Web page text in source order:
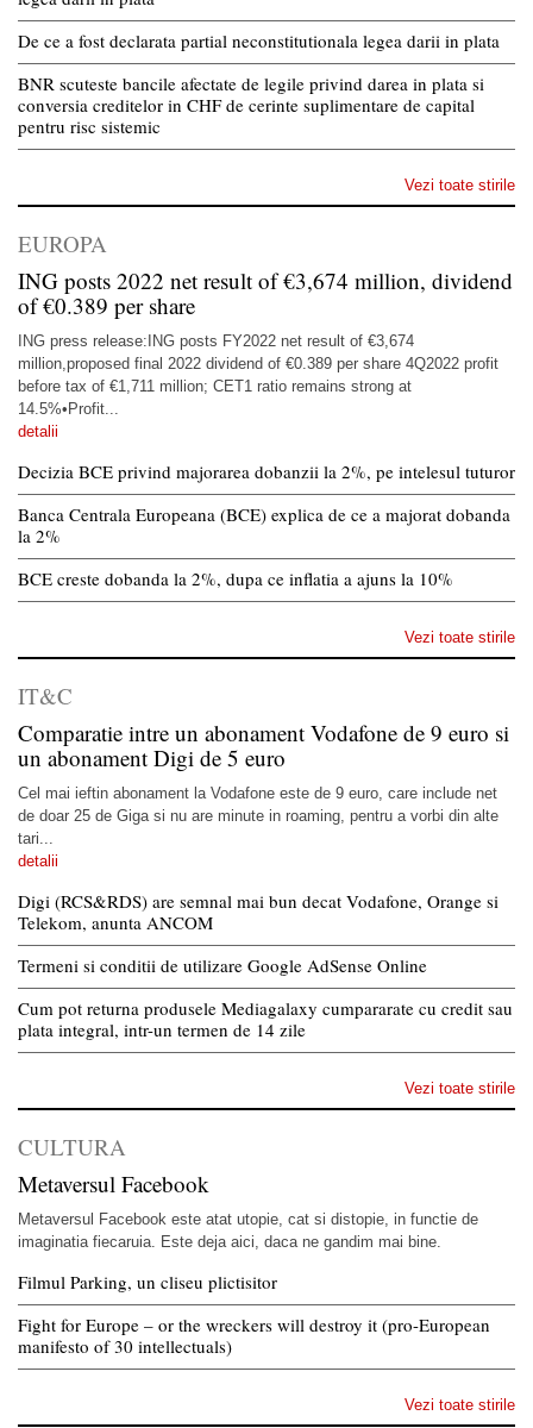
De ce a fost declarata partial neconstitutionala legea darii in plata
BNR scuteste bancile afectate de legile privind darea in plata si
conversia creditelor in CHF de cerinte suplimentare de capital
pentru risc sistemic
Vezi toate stirile
EUROPA
ING posts 2022 net result of €3,674 million, dividend
of €0.389 per share
ING press release:ING posts FY2022 net result of €3,674
million,proposed final 2022 dividend of €0.389 per share 4Q2022 profit
before tax of €1,711 million; CET1 ratio remains strong at
14.5%•Profit...
detalii
Decizia BCE privind majorarea dobanzii la 2%, pe intelesul tuturor
Banca Centrala Europeana (BCE) explica de ce a majorat dobanda
la 2%
BCE creste dobanda la 2%, dupa ce inflatia a ajuns la 10%
Vezi toate stirile
IT&C
Comparatie intre un abonament Vodafone de 9 euro si
un abonament Digi de 5 euro
Cel mai ieftin abonament la Vodafone este de 9 euro, care include net
de doar 25 de Giga si nu are minute in roaming, pentru a vorbi din alte
tari...
detalii
Digi (RCS&RDS) are semnal mai bun decat Vodafone, Orange si
Telekom, anunta ANCOM
Termeni si conditii de utilizare Google AdSense Online
Cum pot returna produsele Mediagalaxy cumpararate cu credit sau
plata integral, intr-un termen de 14 zile
Vezi toate stirile
CULTURA
Metaversul Facebook
Metaversul Facebook este atat utopie, cat si distopie, in functie de
imaginatia fiecaruia. Este deja aici, daca ne gandim mai bine.
Filmul Parking, un cliseu plictisitor
Fight for Europe – or the wreckers will destroy it (pro-European
manifesto of 30 intellectuals)
Vezi toate stirile